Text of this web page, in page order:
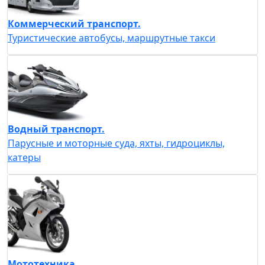
Коммерческий транспорт.
Туристические автобусы, маршрутные такси
Водный транспорт.
Парусные и моторные суда, яхты, гидроциклы,
катеры